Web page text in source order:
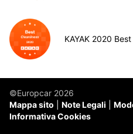
KAYAK 2020
©Europcar 2026
Mappa sito
Note Legali
Informativa Cookies